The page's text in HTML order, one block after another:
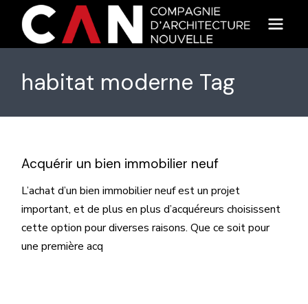
content
habitat moderne Tag
Acquérir un bien immobilier neuf
L’achat d’un bien immobilier neuf est un projet
important, et de plus en plus d’acquéreurs choisissent
cette option pour diverses raisons. Que ce soit pour
une première acq